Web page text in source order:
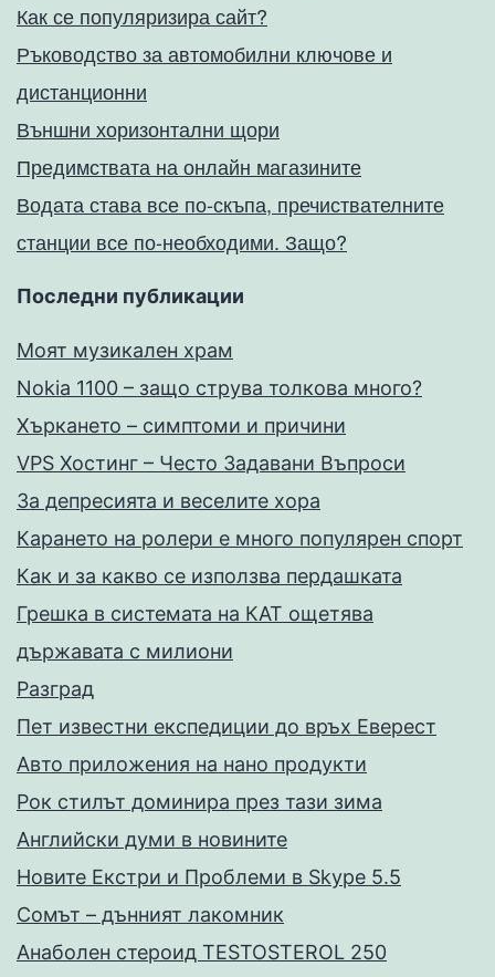
Как се популяризира сайт?
Ръководство за автомобилни ключове и
дистанционни
Външни хоризонтални щори
Предимствата на онлайн магазините
Водата става все по-скъпа, пречиствателните
станции все по-необходими. Защо?
Последни публикации
Моят музикален храм
Nokia 1100 – защо струва толкова много?
Хъркането – симптоми и причини
VPS Хостинг – Често Задавани Въпроси
За депресията и веселите хора
Карането на ролери е много популярен спорт
Как и за какво се използва пердашката
Грешка в системата на КАТ ощетява
държавата с милиони
Разград
Пет известни експедиции до връх Еверест
Авто приложения на нано продукти
Рок стилът доминира през тази зима
Английски думи в новините
Новите Екстри и Проблеми в Skype 5.5
Сомът – дънният лакомник
Анаболен стероид TESTOSTEROL 250